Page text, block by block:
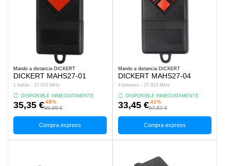
Mando a distancia DICKERT
DICKERT MAHS27-01
1 botón - 27.015 MHz
DISPONIBLE INMEDIATAMENTE
35,35 €-48%
69,99 €
Compra express
Mando a distancia DICKERT
DICKERT MAHS27-04
4 botones - 27.015 MHz
DISPONIBLE INMEDIATAMENTE
33,45 €-41%
57,57 €
Compra express